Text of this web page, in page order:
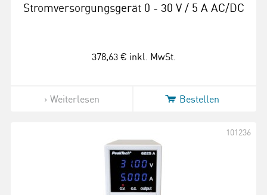
Stromversorgungsgerät 0 - 30 V / 5 A AC/DC
378,63 € inkl. MwSt.
Weiterlesen Bestellen
101236